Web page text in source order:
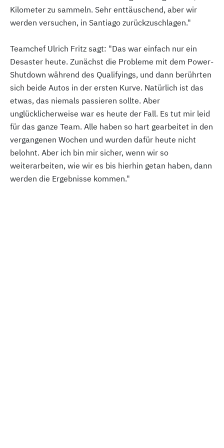
Kilometer zu sammeln. Sehr enttäuschend, aber wir
werden versuchen, in Santiago zurückzuschlagen."
Teamchef Ulrich Fritz sagt: "Das war einfach nur ein
Desaster heute. Zunächst die Probleme mit dem Power-
Shutdown während des Qualifyings, und dann berührten
sich beide Autos in der ersten Kurve. Natürlich ist das
etwas, das niemals passieren sollte. Aber
unglücklicherweise war es heute der Fall. Es tut mir leid
für das ganze Team. Alle haben so hart gearbeitet in den
vergangenen Wochen und wurden dafür heute nicht
belohnt. Aber ich bin mir sicher, wenn wir so
weiterarbeiten, wie wir es bis hierhin getan haben, dann
werden die Ergebnisse kommen."